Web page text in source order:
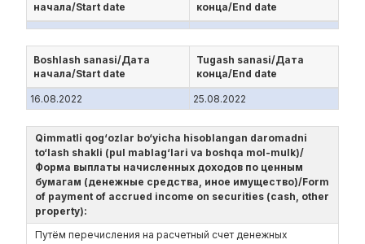
начала/Start date
конца/End date
Boshlash sanasi/Дата
начала/Start date
Tugash sanasi/Дата
конца/End date
16.08.2022 25.08.2022
Qimmatli qog‘ozlar bo‘yicha hisoblangan daromadni
to‘lash shakli (pul mablag‘lari va boshqa mol-mulk)/
Форма выплаты начисленных доходов по ценным
бумагам (денежные средства, иное имущество)/Form
of payment of accrued income on securities (cash, other
property):
Путём перечисления на расчетный счет денежных